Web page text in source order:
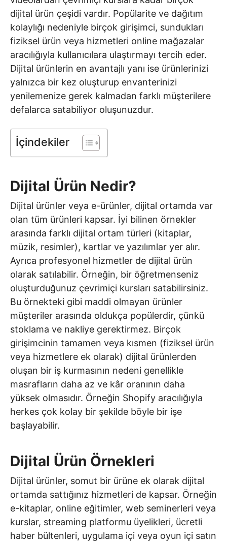
dijital ürün çeşidi vardır. Popülarite ve dağıtım
kolaylığı nedeniyle birçok girişimci, sundukları
fiziksel ürün veya hizmetleri online mağazalar
aracılığıyla kullanıcılara ulaştırmayı tercih eder.
Dijital ürünlerin en avantajlı yanı ise ürünlerinizi
yalnızca bir kez oluşturup envanterinizi
yenilemenize gerek kalmadan farklı müşterilere
defalarca satabiliyor oluşunuzdur.
İçindekiler
Dijital Ürün Nedir?
Dijital ürünler veya e-ürünler, dijital ortamda var
olan tüm ürünleri kapsar. İyi bilinen örnekler
arasında farklı dijital ortam türleri (kitaplar,
müzik, resimler), kartlar ve yazılımlar yer alır.
Ayrıca profesyonel hizmetler de dijital ürün
olarak satılabilir. Örneğin, bir öğretmenseniz
oluşturduğunuz çevrimiçi kursları satabilirsiniz.
Bu örnekteki gibi maddi olmayan ürünler
müşteriler arasında oldukça popülerdir, çünkü
stoklama ve nakliye gerektirmez. Birçok
girişimcinin tamamen veya kısmen (fiziksel ürün
veya hizmetlere ek olarak) dijital ürünlerden
oluşan bir iş kurmasının nedeni genellikle
masrafların daha az ve kâr oranının daha
yüksek olmasıdır. Örneğin Shopify aracılığıyla
herkes çok kolay bir şekilde böyle bir işe
başlayabilir.
Dijital Ürün Örnekleri
Dijital ürünler, somut bir ürüne ek olarak dijital
ortamda sattığınız hizmetleri de kapsar. Örneğin
e-kitaplar, online eğitimler, web seminerleri veya
kurslar, streaming platformu üyelikleri, ücretli
haber bültenleri, uygulama içi veya oyun içi satın